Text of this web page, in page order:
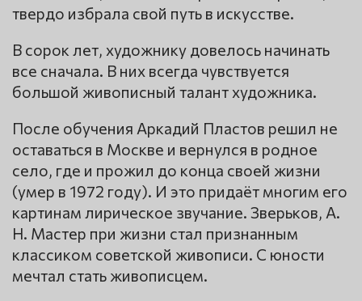
твердо избрала свой путь в искусстве.
В сорок лет, художнику довелось начинать
все сначала. В них всегда чувствуется
большой живописный талант художника.
После обучения Аркадий Пластов решил не
оставаться в Москве и вернулся в родное
село, где и прожил до конца своей жизни
(умер в 1972 году). И это придаёт многим его
картинам лирическое звучание. Зверьков, А.
Н. Мастер при жизни стал признанным
классиком советской живописи. С юности
мечтал стать живописцем.